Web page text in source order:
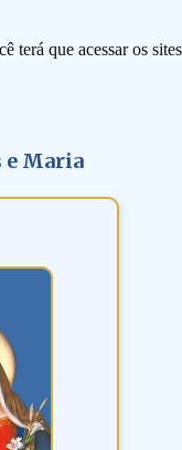
terá que acessar os sites
e Maria